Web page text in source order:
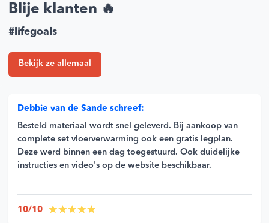
Blije klanten 🔥
#lifegoals
Bekijk ze allemaal
Debbie van de Sande schreef:
Besteld materiaal wordt snel geleverd. Bij aankoop van
complete set vloerverwarming ook een gratis legplan.
Deze werd binnen een dag toegestuurd. Ook duidelijke
instructies en video's op de website beschikbaar.
10/10